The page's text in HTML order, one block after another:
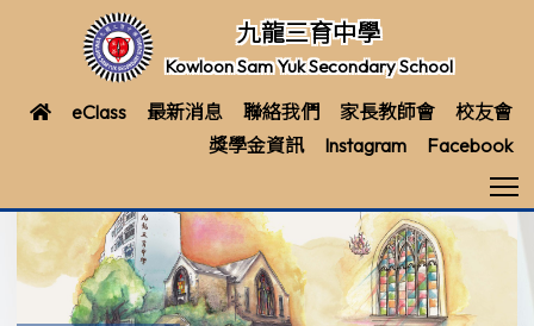
九龍三育中學
Kowloon Sam Yuk Secondary School
eClass 最新消息 聯絡我們 家長教師會
校友會
獎學金資訊
Instagram Facebook